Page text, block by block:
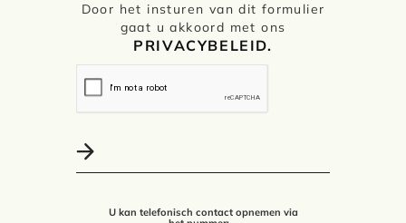
Door het insturen van dit formulier
gaat u akkoord met ons
PRIVACYBELEID.
U kan telefonisch contact opnemen via